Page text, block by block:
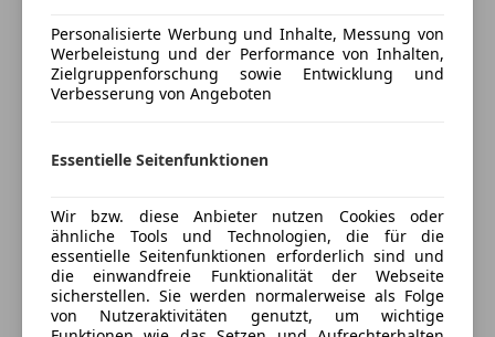
MP3
Radio
Soundsystem
USB
W-Lan / Wifi Hotspot
ABS
Abstandstempomat
Abstandswarner
Alarmanlage
Drive, Integral-Aktivlenkung, Leichtmetallräder,
Leichtmetallräder 20 Zoll, M Technik Paket,
Multifunktionssitze Fahrer und Beifahrer,
Glasdach, Side View Camera, Navigationssystem
verstellbar, Sitze elektr. verstellbar mit Memory,
Sportsitze, aktive Geschwindigkeitsregelung,
Komfortzugang, Rückfahrkamera, Sitzheizung Fahrer
und Beifahrer, Soft Close Automatik, Alarmanlage,
Preisbewertung
Versicherung
Kfz-Versicherung
Versicherungsschutz an Ihre Bedürfnisse
Personalisierte Werbung und Inhalte, Messung von
Werbeleistung und der Performance von Inhalten,
Zielgruppenforschung sowie Entwicklung und
Verbesserung von Angeboten
Essentielle Seitenfunktionen
Wir bzw. diese Anbieter nutzen Cookies oder
ähnliche Tools und Technologien, die für die
essentielle Seitenfunktionen erforderlich sind und
die einwandfreie Funktionalität der Webseite
sicherstellen. Sie werden normalerweise als Folge
von Nutzeraktivitäten genutzt, um wichtige